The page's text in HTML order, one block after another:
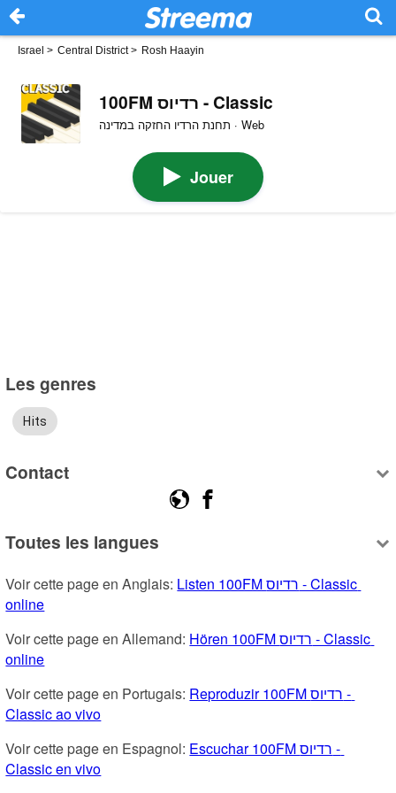
Israel > Central District> Rosh Haayin
100FM רדיוס - Classic
תחנת הרדיו החזקה במדינה · Web
Jouer
Les genres
Hits
Contact
Toutes les langues
Voir cette page en Anglais: Listen 100FM רדיוס - Classic
online
Voir cette page en Allemand: Hören 100FM רדיוס - Classic
online
Voir cette page en Portugais: Reproduzir 100FM רדיוס -
Classic ao vivo
Voir cette page en Espagnol: Escuchar 100FM רדיוס -
Classic en vivo